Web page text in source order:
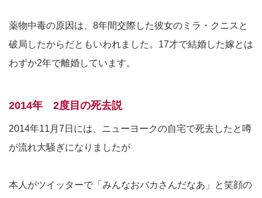
薬物中毒の原因は、8年間交際した彼女のミラ・クニスと
破局したからだともいわれました。17才で結婚した嫁とは
わずか2年で離婚しています。
2014年 2度目の死去説
2014年11月7日には、ニューヨークの自宅で死去したと噂
が流れ大騒ぎになりましたが
本人がツイッターで「みんなおバカさんだなあ」と笑顔の